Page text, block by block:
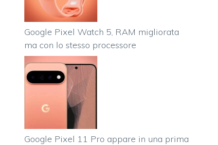
Google Pixel Watch 5, RAM migliorata
ma con lo stesso processore
Google Pixel 11 Pro appare in una prima